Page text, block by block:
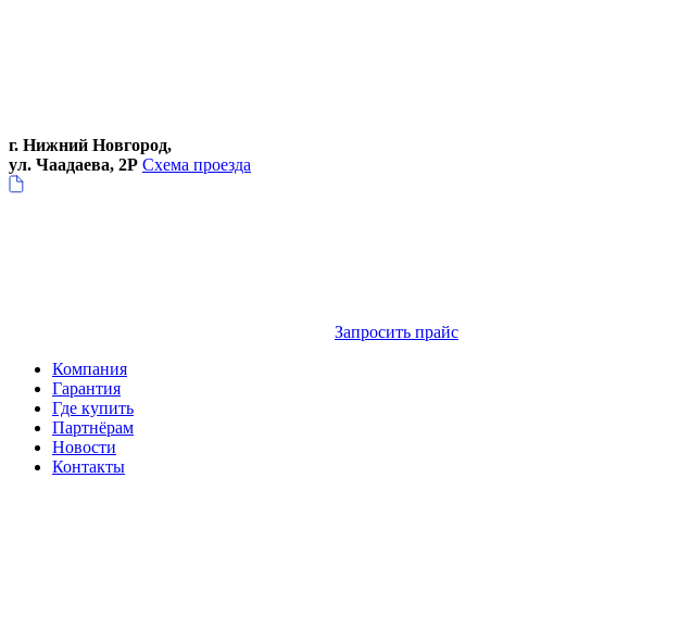
г. Нижний Новгород,
ул. Чаадаева, 2Р Схема проезда
Запросить прайс
Компания
Гарантия
Где купить
Партнёрам
Новости
Контакты